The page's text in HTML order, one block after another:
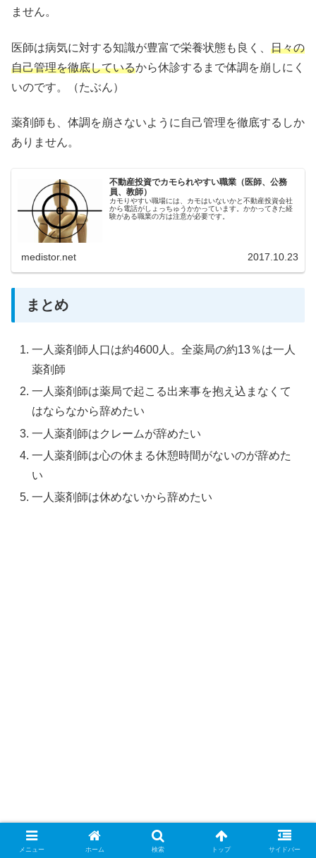
ません。
医師は病気に対する知識が豊富で栄養状態も良く、 日々の
自己管理を徹底しているから休診するまで体調を崩しにく
いのです。（たぶん）
薬剤師も、体調を崩さないように自己管理を徹底するしか
ありません。
不動産投資でカモられやすい職業（医師、公務
員、教師）
カモりやすい職場には、カモはいないかと不動産投資会社
から電話がしょっちゅうかかっています。かかってきた経
験がある職業の方は注意が必要です。
medistor.net 2017.10.23
まとめ
一人薬剤師人口は約4600人。全薬局の約13％は一人
薬剤師
一人薬剤師は薬局で起こる出来事を抱え込まなくて
はならなから辞めたい
一人薬剤師はクレームが辞めたい
一人薬剤師は心の休まる休憩時間がないのが辞めた
い
一人薬剤師は休めないから辞めたい
メニュー ホーム 検索 トップ サイドバー